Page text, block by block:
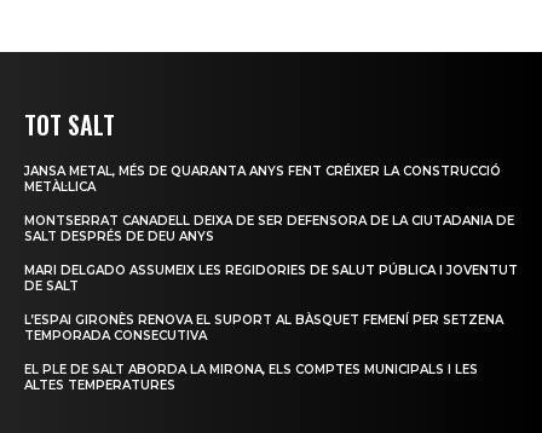
TOT SALT
JANSA METAL, MÉS DE QUARANTA ANYS FENT CRÉIXER LA CONSTRUCCIÓ
METÀL·LICA
MONTSERRAT CANADELL DEIXA DE SER DEFENSORA DE LA CIUTADANIA DE
SALT DESPRÉS DE DEU ANYS
MARI DELGADO ASSUMEIX LES REGIDORIES DE SALUT PÚBLICA I JOVENTUT
DE SALT
L’ESPAI GIRONÈS RENOVA EL SUPORT AL BÀSQUET FEMENÍ PER SETZENA
TEMPORADA CONSECUTIVA
EL PLE DE SALT ABORDA LA MIRONA, ELS COMPTES MUNICIPALS I LES
ALTES TEMPERATURES